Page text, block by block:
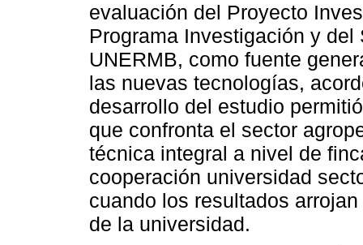
evaluación del Proyecto
Programa Investigación y
UNERMB, como fuente
las nuevas tecnologías,
desarrollo del estudio
que confronta el sector
técnica integral a nivel de
cooperación universidad
cuando los resultados
de la universidad.